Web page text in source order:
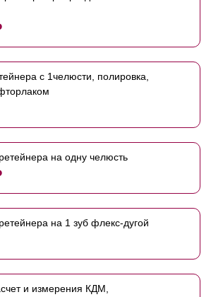
с 1челюсти, полировка,
на одну челюсть
на 1 зуб флекс-дугой
и измерения КДМ,